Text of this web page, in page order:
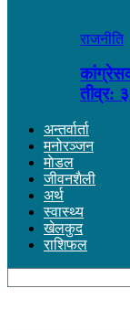
राजनीति
तीव्र:
अन्तर्वार्ता
मनोरञ्जन
माेडल
जीवनशैली
अर्थ
स्वास्थ्य
खेलकुद
राशिफल